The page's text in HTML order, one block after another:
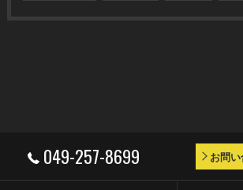
049-257-8699 お問